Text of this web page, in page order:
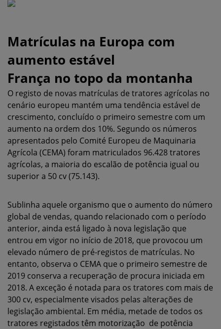
Matrículas na Europa com
aumento estável
França no topo da montanha
O registo de novas matrículas de tratores agrícolas no
cenário europeu mantém uma tendência estável de
crescimento, concluído o primeiro semestre com um
aumento na ordem dos 10%. Segundo os números
apresentados pelo Comité Europeu de Maquinaria
Agrícola (CEMA) foram matriculados 96.428 tratores
agrícolas, a maioria do escalão de potência igual ou
superior a 50 cv (75.143).
Sublinha aquele organismo que o aumento do número
global de vendas, quando relacionado com o período
anterior, ainda está ligado à nova legislação que
entrou em vigor no início de 2018, que provocou um
elevado número de pré-registos de matrículas. No
entanto, observa o CEMA que o primeiro semestre de
2019 conserva a recuperação de procura iniciada em
2018. A exceção é notada para os tratores com mais de
300 cv, especialmente visados pelas alterações de
legislação ambiental. Em média, metade de todos os
tratores registados têm motorização de potência